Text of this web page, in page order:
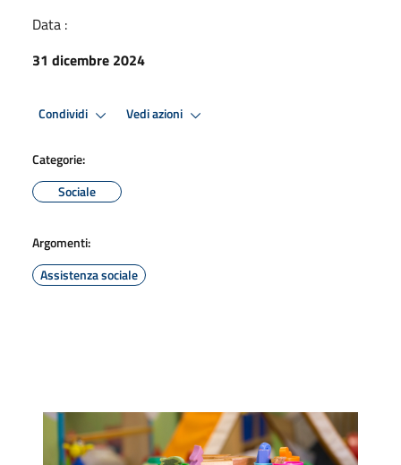
Data :
31 dicembre 2024
Condividi Vedi azioni
Categorie:
Sociale
Argomenti:
Assistenza sociale